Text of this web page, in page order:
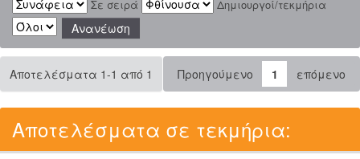
Σε σειρά
Δημιουργοί/τεκμήρια
Αποτελέσματα 1-1 από 1 Προηγούμενο 1 επόμενο
Αποτελέσματα σε τεκμήρια: